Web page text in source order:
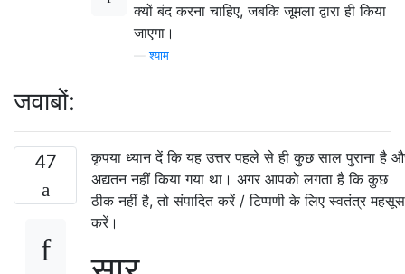
क्यों बंद करना चाहिए, जबकि जूमला द्वारा ही किया
जाएगा।
—श्याम
जवाबों:
47
कृपया ध्यान दें कि यह उत्तर पहले से ही कुछ साल पुराना है
अद्यतन नहीं किया गया था। अगर आपको लगता है कि कुछ
ठीक नहीं है, तो संपादित करें / टिप्पणी के लिए स्वतंत्र महसूस
करें।